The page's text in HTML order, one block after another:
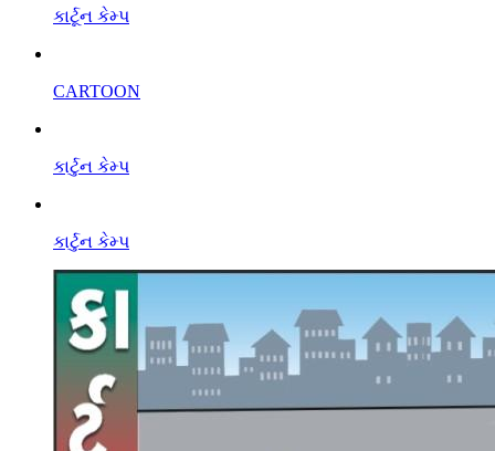
કાર્ટૂન કેમ્પ
CARTOON
કાર્ટુન કેમ્પ
કાર્ટુન કેમ્પ